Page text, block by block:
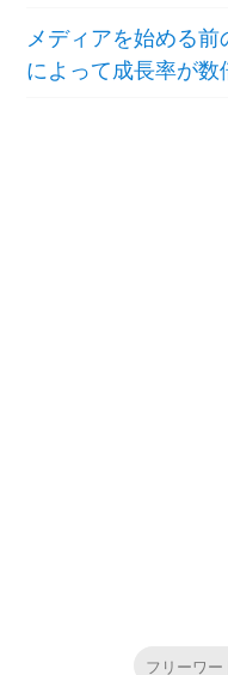
メディアを始める前
によって成長率が数